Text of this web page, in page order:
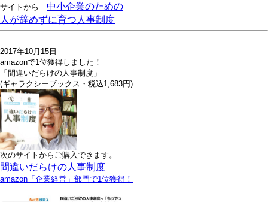
サイトから 中小企業のための
人が辞めずに育つ人事制度
2017年10月15日
amazonで1位獲得しました！
「間違いだらけの人事制度」
(ギャラクシーブックス・税込1,683円)
次のサイトからご購入できます。
間違いだらけの人事制度
amazon「企業経営」部門で1位獲得！